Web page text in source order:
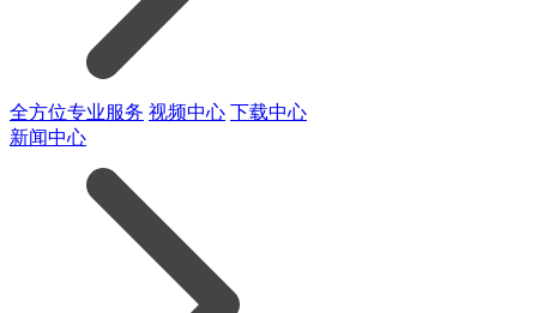
全方位专业服务 视频中心 下载中心
新闻中心